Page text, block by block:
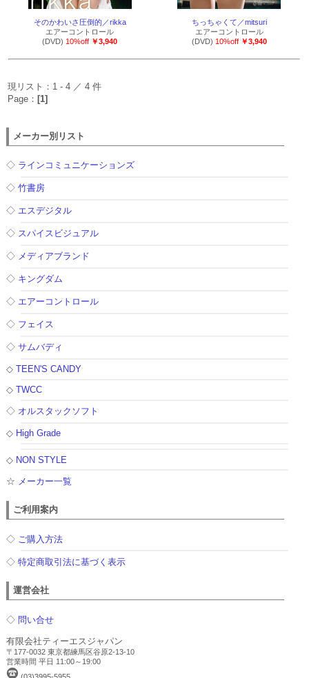
そのかわいさ圧倒的／rikka
エアーコントロール
(DVD) 10%off ￥3,940
ちっちゃくて／mitsuri
エアーコントロール
(DVD) 10%off ￥3,940
現リスト：1 - 4 ／ 4 件
Page： [1]
メーカー別リスト
◇ ラインコミュニケーションズ
◇竹書房
◇ エスデジタル
◇ スパイスビジュアル
◇ メディアブランド
◇ キングダム
◇ エアーコントロール
◇ フェイス
◇サムバディ
◇TEEN'S CANDY
◇TWCC
◇ オルスタックソフト
◇ High Grade
◇ NON STYLE
☆ メーカー一覧
ご利用案内
◇ ご購入方法
◇特定商取引法に基づく表示
運営会社
◇問い合せ
有限会社ティーエスジャパン
〒177-0032 東京都練馬区谷原2-13-10
営業時間 平日 11:00～19:00
(03)3995-5955